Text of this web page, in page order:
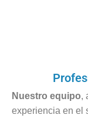
Nuestro equipo,
experiencia en el